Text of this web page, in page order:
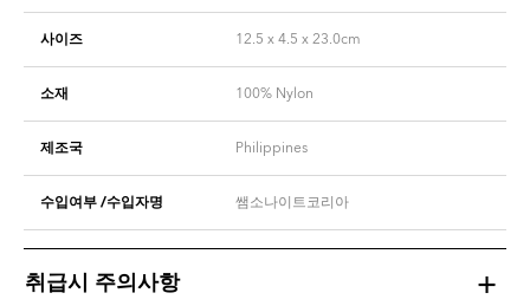
사이즈 12.5 x 4.5 x 23.0cm
소재 100% Nylon
제조국 Philippines
수입여부 /수입자명 쌤소나이트코리아
취급시 주의사항